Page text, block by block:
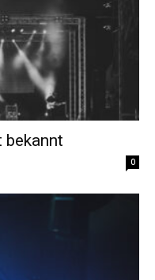
bekannt
0